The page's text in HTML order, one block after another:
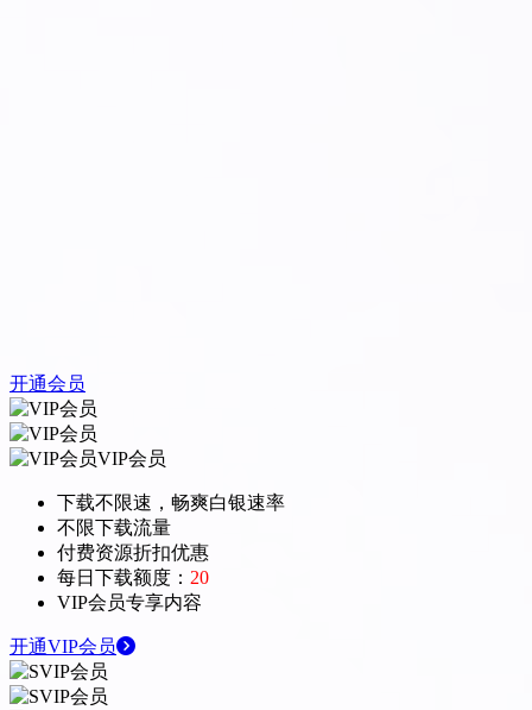
开通会员
VIP会员
下载不限速，畅爽白银速率
不限下载流量
付费资源折扣优惠
每日下载额度： 20
VIP会员专享内容
开通VIP会员